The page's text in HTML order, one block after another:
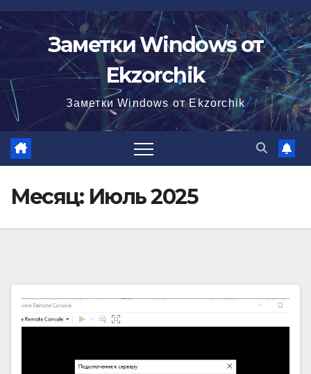
Перейти
к
содержимомуЗаметки Windows от
Ekzorchik
Заметки Windows от Ekzorchik
Месяц: Июль 2025